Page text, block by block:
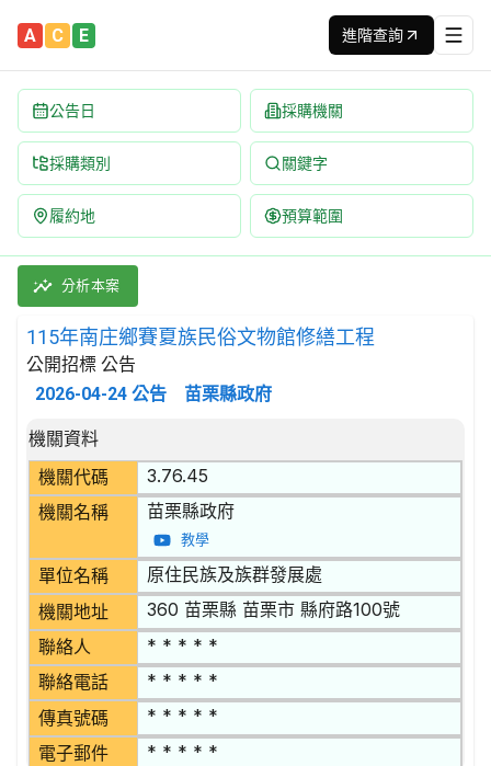
A C E 進階查詢
公告日 採購機關
採購類別 關鍵字
履約地 預算範圍
115年南庄鄉賽夏族民俗文物館修繕工程 招標公告 | 案號：
採購類別：工程類 其他用途建築工程 | 招標方式：公開招
分析本案
115年南庄鄉賽夏族民俗文物館修繕工程
公開招標 公告
2026-04-24 公告 苗栗縣政府
招標公告詳細內容
機關資料
機關代碼
3.76.45
機關名稱 苗栗縣政府
教學
單位名稱 原住民族及族群發展處
機關地址 360 苗栗縣 苗栗市 縣府路100號
聯絡人 * * * * *
聯絡電話 * * * * *
傳真號碼 * * * * *
電子郵件 * * * * *